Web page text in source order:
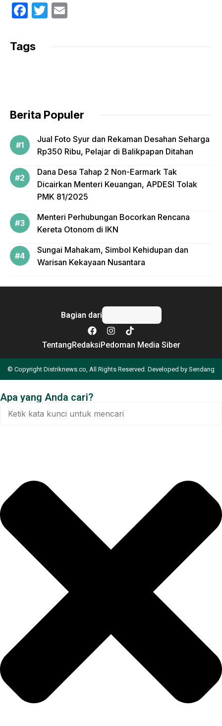
F
c
e
o
k
T
Tags
Berita Populer
Jual Foto Syur dan Rekaman Desahan Seharga
Rp350 Ribu, Pelajar di Balikpapan Ditahan
Dana Desa Tahap 2 Non-Earmark Tak
Dicairkan Menteri Keuangan, APDESI Tolak
PMK 81/2025
Menteri Perhubungan Bocorkan Rencana
Kereta Otonom di IKN
Sungai Mahakam, Simbol Kehidupan dan
Warisan Kekayaan Nusantara
Bagian dari
TentangRedaksiPedoman Media Siber
© Copyright Distriknews.co, All Rights Reserved. Developed by Sendang
Apa yang Anda cari?